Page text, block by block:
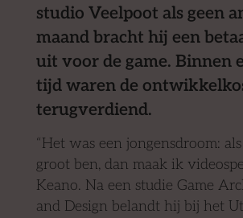
studio Veelpoot als geen
maand bracht hij een
uit voor de game. Binnen
tijd waren de
terugverdiend.
“Het was een jongensdroom:
groot ben, dan maak ik
Keano. Na een studie Game
and Design belandt hij bij het